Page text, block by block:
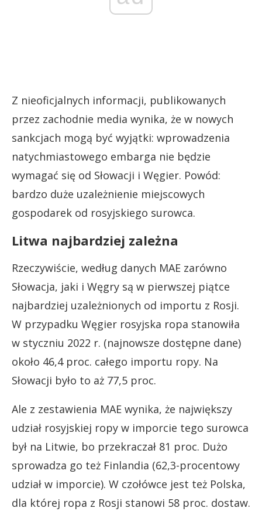
Z nieoficjalnych informacji, publikowanych
przez zachodnie media wynika, że w nowych
sankcjach mogą być wyjątki: wprowadzenia
natychmiastowego embarga nie będzie
wymagać się od Słowacji i Węgier. Powód:
bardzo duże uzależnienie miejscowych
gospodarek od rosyjskiego surowca.
Litwa najbardziej zależna
Rzeczywiście, według danych MAE zarówno
Słowacja, jaki i Węgry są w pierwszej piątce
najbardziej uzależnionych od importu z Rosji.
W przypadku Węgier rosyjska ropa stanowiła
w styczniu 2022 r. (najnowsze dostępne dane)
około 46,4 proc. całego importu ropy. Na
Słowacji było to aż 77,5 proc.
Ale z zestawienia MAE wynika, że największy
udział rosyjskiej ropy w imporcie tego surowca
był na Litwie, bo przekraczał 81 proc. Dużo
sprowadza go też Finlandia (62,3-procentowy
udział w imporcie). W czołówce jest też Polska,
dla której ropa z Rosji stanowi 58 proc. dostaw.